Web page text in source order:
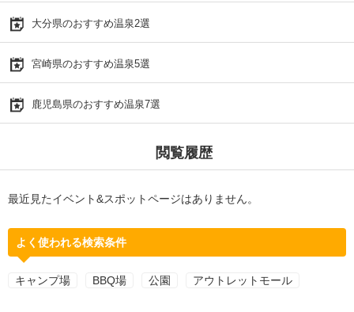
大分県のおすすめ温泉2選
宮崎県のおすすめ温泉5選
鹿児島県のおすすめ温泉7選
閲覧履歴
最近見たイベント&スポットページはありません。
よく使われる検索条件
キャンプ場 BBQ場 公園 アウトレットモール